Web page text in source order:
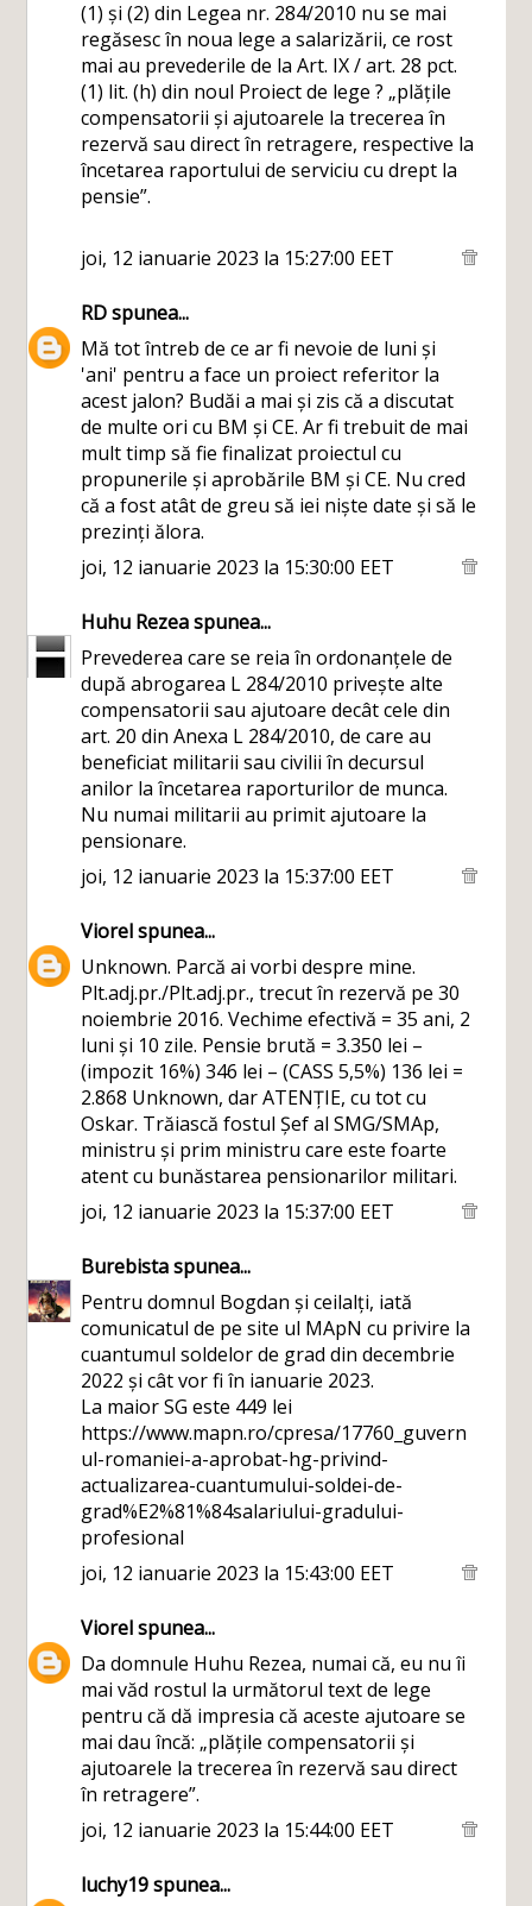
(1) și (2) din Legea nr. 284/2010 nu se mai
regăsesc în noua lege a salarizării, ce rost
mai au prevederile de la Art. IX / art. 28 pct.
(1) lit. (h) din noul Proiect de lege ? „plățile
compensatorii și ajutoarele la trecerea în
rezervă sau direct în retragere, respective la
încetarea raportului de serviciu cu drept la
pensie”.
joi, 12 ianuarie 2023 la 15:27:00 EET
RDspunea...
Mă tot întreb de ce ar fi nevoie de luni și
'ani' pentru a face un proiect referitor la
acest jalon? Budăi a mai și zis că a discutat
de multe ori cu BM și CE. Ar fi trebuit de mai
mult timp să fie finalizat proiectul cu
propunerile și aprobările BM și CE. Nu cred
că a fost atât de greu să iei niște date și să le
prezinți ălora.
joi, 12 ianuarie 2023 la 15:30:00 EET
Huhu Rezeaspunea...
Prevederea care se reia în ordonanțele de
după abrogarea L 284/2010 privește alte
compensatorii sau ajutoare decât cele din
art. 20 din Anexa L 284/2010, de care au
beneficiat militarii sau civilii în decursul
anilor la încetarea raporturilor de munca.
Nu numai militarii au primit ajutoare la
pensionare.
joi, 12 ianuarie 2023 la 15:37:00 EET
Viorelspunea...
Unknown. Parcă ai vorbi despre mine.
Plt.adj.pr./Plt.adj.pr., trecut în rezervă pe 30
noiembrie 2016. Vechime efectivă = 35 ani, 2
luni și 10 zile. Pensie brută = 3.350 lei –
(impozit 16%) 346 lei – (CASS 5,5%) 136 lei =
2.868 Unknown, dar ATENȚIE, cu tot cu
Oskar. Trăiască fostul Șef al SMG/SMAp,
ministru și prim ministru care este foarte
atent cu bunăstarea pensionarilor militari.
joi, 12 ianuarie 2023 la 15:37:00 EET
Burebistaspunea...
Pentru domnul Bogdan și ceilalți, iată
comunicatul de pe site ul MApN cu privire la
cuantumul soldelor de grad din decembrie
2022 și cât vor fi în ianuarie 2023.
La maior SG este 449 lei
https://www.mapn.ro/cpresa/17760_guvern
ul-romaniei-a-aprobat-hg-privind-
actualizarea-cuantumului-soldei-de-
grad%E2%81%84salariului-gradului-
profesional
joi, 12 ianuarie 2023 la 15:43:00 EET
Viorelspunea...
Da domnule Huhu Rezea, numai că, eu nu îi
mai văd rostul la următorul text de lege
pentru că dă impresia că aceste ajutoare se
mai dau încă: „plățile compensatorii și
ajutoarele la trecerea în rezervă sau direct
în retragere”.
joi, 12 ianuarie 2023 la 15:44:00 EET
luchy19spunea...